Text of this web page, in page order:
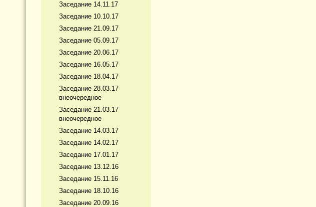
Заседание 14.11.17
Заседание 10.10.17
Заседание 21.09.17
Заседание 05.09.17
Заседание 20.06.17
Заседание 16.05.17
Заседание 18.04.17
Заседание 28.03.17
внеочередное
Заседание 21.03.17
внеочередное
Заседание 14.03.17
Заседание 14.02.17
Заседание 17.01.17
Заседание 13.12.16
Заседание 15.11.16
Заседание 18.10.16
Заседание 20.09.16